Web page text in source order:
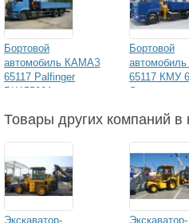
Бортовой
автомобиль КАМАЗ
65117 Palfinger
PK15500A
Бортовой
65117 КМУ
Soosan
Товары других компаний в
Экскаватор-
Экскаватор-